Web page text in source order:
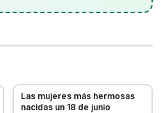
Las mujeres más hermosas
nacidas un 18 de junio